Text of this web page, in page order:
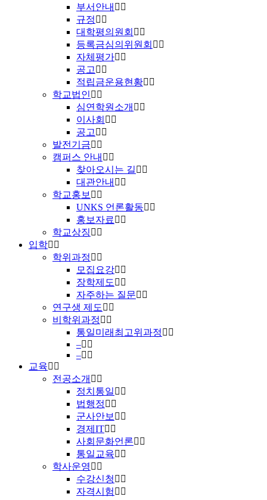
부서안내
규정
대학평의원회
등록금심의위원회
자체평가
공고
적립금운용현황
학교법인
심연학원소개
이사회
공고
발전기금
캠퍼스 안내
찾아오시는 길
대관안내
학교홍보
UNKS 언론활동
홍보자료
학교상징
입학
학위과정
모집요강
장학제도
자주하는 질문
연구생 제도
비학위과정
통일미래최고위과정
–
–
교육
전공소개
정치통일
법행정
군사안보
경제IT
사회문화언론
통일교육
학사운영
수강신청
자격시험